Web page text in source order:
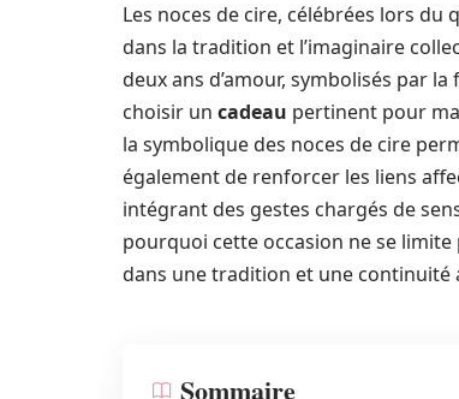
Les noces de cire, célébrées lors
dans la tradition et l’imaginaire
deux ans d’amour, symbolisés par
choisir un cadeau pertinent pour
la symbolique des noces de cire
également de renforcer les liens
intégrant des gestes chargés de
pourquoi cette occasion ne se limite
dans une tradition et une continuité
Sommaire